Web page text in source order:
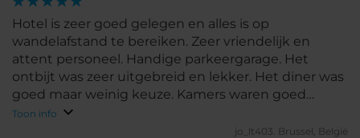
Hotel is zeer goed gelegen en alles is op
wandelafstand te bereiken. Zeer vriendelijk en
attent personeel. Handige parkeergarage. Het
ontbijt was zeer uitgebreid en lekker. Het diner was
goed maar weinig keuze. Kamers waren goed
uitgerust en proper.
Toon info
jo_lt403. Brussel, België